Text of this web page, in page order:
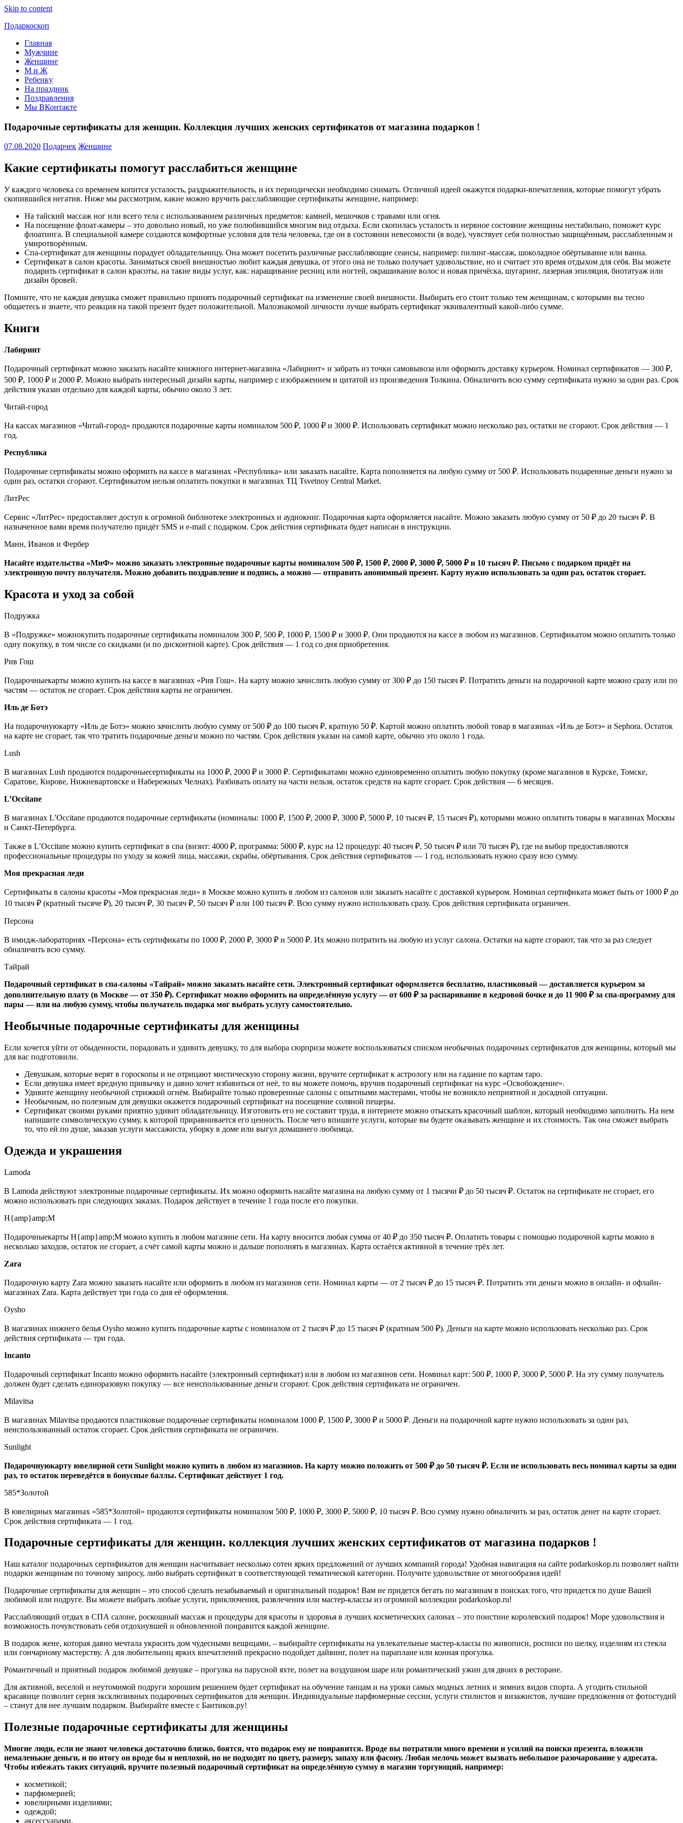
Skip to content
Подаркоскоп
Поможем
выбрать
подарить
Главная
Мужчине
Женщине
М и Ж
Ребенку
На праздник
Поздравления
Мы ВКонтакте
Подарочные сертификаты для женщин. Коллекция лучших женских сертификатов от магазина подарков !
07.08.2020 Подарчек Женщине
Какие сертификаты помогут расслабиться женщине
У каждого человека со временем копится усталость, раздражительность, и их периодически необходимо снимать. Отличной идеей окажутся подарки-впечатления, которые помогут убрать
скопившийся негатив. Ниже мы рассмотрим, какие можно вручить расслабляющие сертификаты женщине, например:
На тайский массаж ног или всего тела с использованием различных предметов: камней, мешочков с травами или огня.
На посещение флоат-камеры – это довольно новый, но уже полюбившийся многим вид отдыха. Если скопилась усталость и нервное состояние женщины нестабильно, поможет курс
флоатинга. В специальной камере создаются комфортные условия для тела человека, где он в состоянии невесомости (в воде), чувствует себя полностью защищённым, расслабленным и
умиротворённым.
Спа-сертификат для женщины порадует обладательницу. Она может посетить различные расслабляющие сеансы, например: пилинг-массаж, шоколадное обёртывание или ванна.
Сертификат в салон красоты. Заниматься своей внешностью любит каждая девушка, от этого она не только получает удовольствие, но и считает это время отдыхом для себя. Вы можете
подарить сертификат в салон красоты, на такие виды услуг, как: наращивание ресниц или ногтей, окрашивание волос и новая причёска, шугаринг, лазерная эпиляция, биотатуаж или
дизайн бровей.
Помните, что не каждая девушка сможет правильно принять подарочный сертификат на изменение своей внешности. Выбирать его стоит только тем женщинам, с которыми вы тесно
общаетесь и знаете, что реакция на такой презент будет положительной. Малознакомой личности лучше выбрать сертификат эквивалентный какой-либо сумме.
Книги
Лабиринт
Подарочный сертификат можно заказать насайте книжного интернет-магазина «Лабиринт» и забрать из точки самовывоза или оформить доставку курьером. Номинал сертификатов — 300 ₽,
500 ₽, 1000 ₽ и 2000 ₽. Можно выбрать интересный дизайн карты, например с изображением и цитатой из произведения Толкина. Обналичить всю сумму сертификата нужно за один раз. Срок
действия указан отдельно для каждой карты, обычно около 3 лет.
Читай-город
На кассах магазинов «Читай-город» продаются подарочные карты номиналом 500 ₽, 1000 ₽ и 3000 ₽. Использовать сертификат можно несколько раз, остатки не сгорают. Срок действия — 1
год.
Республика
Подарочные сертификаты можно оформить на кассе в магазинах «Республика» или заказать насайте. Карта пополняется на любую сумму от 500 ₽. Использовать подаренные деньги нужно за
один раз, остатки сгорают. Сертификатом нельзя оплатить покупки в магазинах ТЦ Tsvetnoy Central Market.
ЛитРес
Сервис «ЛитРес» предоставляет доступ к огромной библиотеке электронных и аудиокниг. Подарочная карта оформляется насайте. Можно заказать любую сумму от 50 ₽ до 20 тысяч ₽. В
назначенное вами время получателю придёт SMS и e-mail с подарком. Срок действия сертификата будет написан в инструкции.
Манн, Иванов и Фербер
Насайте издательства «МиФ» можно заказать электронные подарочные карты номиналом 500 ₽, 1500 ₽, 2000 ₽, 3000 ₽, 5000 ₽ и 10 тысяч ₽. Письмо с подарком придёт на
электронную почту получателя. Можно добавить поздравление и подпись, а можно — отправить анонимный презент. Карту нужно использовать за один раз, остаток сгорает.
Красота и уход за собой
Подружка
В «Подружке» можнокупить подарочные сертификаты номиналом 300 ₽, 500 ₽, 1000 ₽, 1500 ₽ и 3000 ₽. Они продаются на кассе в любом из магазинов. Сертификатом можно оплатить только
одну покупку, в том числе со скидками (и по дисконтной карте). Срок действия — 1 год со дня приобретения.
Рив Гош
Подарочныекарты можно купить на кассе в магазинах «Рив Гош». На карту можно зачислить любую сумму от 300 ₽ до 150 тысяч ₽. Потратить деньги на подарочной карте можно сразу или по
частям — остаток не сгорает. Срок действия карты не ограничен.
Иль де Ботэ
На подарочнуюкарту «Иль де Ботэ» можно зачислить любую сумму от 500 ₽ до 100 тысяч ₽, кратную 50 ₽. Картой можно оплатить любой товар в магазинах «Иль де Ботэ» и Sephora. Остаток
на карте не сгорает, так что тратить подарочные деньги можно по частям. Срок действия указан на самой карте, обычно это около 1 года.
Lush
В магазинах Lush продаются подарочныесертификаты на 1000 ₽, 2000 ₽ и 3000 ₽. Сертификатами можно единовременно оплатить любую покупку (кроме магазинов в Курске, Томске,
Саратове, Кирове, Нижневартовске и Набережных Челнах). Разбивать оплату на части нельзя, остаток средств на карте сгорает. Срок действия — 6 месяцев.
L’Occitane
В магазинах L’Occitane продаются подарочные сертификаты (номиналы: 1000 ₽, 1500 ₽, 2000 ₽, 3000 ₽, 5000 ₽, 10 тысяч ₽, 15 тысяч ₽), которыми можно оплатить товары в магазинах Москвы
и Санкт-Петербурга.
Также в L’Occitane можно купить сертификат в спа (визит: 4000 ₽, программа: 5000 ₽, курс на 12 процедур: 40 тысяч ₽, 50 тысяч ₽ или 70 тысяч ₽), где на выбор предоставляются
профессиональные процедуры по уходу за кожей лица, массажи, скрабы, обёртывания. Срок действия сертификатов — 1 год, использовать нужно сразу всю сумму.
Моя прекрасная леди
Сертификаты в салоны красоты «Моя прекрасная леди» в Москве можно купить в любом из салонов или заказать насайте с доставкой курьером. Номинал сертификата может быть от 1000 ₽ до
10 тысяч ₽ (кратный тысяче ₽), 20 тысяч ₽, 30 тысяч ₽, 50 тысяч ₽ или 100 тысяч ₽. Всю сумму нужно использовать сразу. Срок действия сертификата ограничен.
Персона
В имидж-лабораториях «Персона» есть сертификаты по 1000 ₽, 2000 ₽, 3000 ₽ и 5000 ₽. Их можно потратить на любую из услуг салона. Остатки на карте сгорают, так что за раз следует
обналичить всю сумму.
Тайрай
Подарочный сертификат в спа-салоны «Тайрай» можно заказать насайте сети. Электронный сертификат оформляется бесплатно, пластиковый — доставляется курьером за
дополнительную плату (в Москве — от 350 ₽). Сертификат можно оформить на определённую услугу — от 600 ₽ за распаривание в кедровой бочке и до 11 900 ₽ за спа-программу для
пары — или на любую сумму, чтобы получатель подарка мог выбрать услугу самостоятельно.
Необычные подарочные сертификаты для женщины
Если хочется уйти от обыденности, порадовать и удивить девушку, то для выбора сюрприза можете воспользоваться списком необычных подарочных сертификатов для женщины, который мы
для вас подготовили.
Девушкам, которые верят в гороскопы и не отрицают мистическую сторону жизни, вручите сертификат к астрологу или на гадание по картам таро.
Если девушка имеет вредную привычку и давно хочет избавиться от неё, то вы можете помочь, вручив подарочный сертификат на курс «Освобождение».
Удивите женщину необычной стрижкой огнём. Выбирайте только проверенные салоны с опытными мастерами, чтобы не возникло неприятной и досадной ситуации.
Необычным, но полезным для девушки окажется подарочный сертификат на посещение соляной пещеры.
Сертификат своими руками приятно удивит обладательницу. Изготовить его не составит труда, в интернете можно отыскать красочный шаблон, который необходимо заполнить. На нем
напишите символическую сумму, к которой приравнивается его ценность. После чего впишите услуги, которые вы будете оказывать женщине и их стоимость. Так она сможет выбрать
то, что ей по душе, заказав услуги массажиста, уборку в доме или выгул домашнего любимца.
Одежда и украшения
Lamoda
В Lamoda действуют электронные подарочные сертификаты. Их можно оформить насайте магазина на любую сумму от 1 тысячи ₽ до 50 тысяч ₽. Остаток на сертификате не сгорает, его
можно использовать при следующих заказах. Подарок действует в течение 1 года после его покупки.
H{amp}amp;M
Подарочныекарты H{amp}amp;M можно купить в любом магазине сети. На карту вносится любая сумма от 40 ₽ до 350 тысяч ₽. Оплатить товары с помощью подарочной карты можно в
несколько заходов, остаток не сгорает, а счёт самой карты можно и дальше пополнять в магазинах. Карта остаётся активной в течение трёх лет.
Zara
Подарочную карту Zara можно заказать насайте или оформить в любом из магазинов сети. Номинал карты — от 2 тысяч ₽ до 15 тысяч ₽. Потратить эти деньги можно в онлайн- и офлайн-
магазинах Zara. Карта действует три года со дня её оформления.
Oysho
В магазинах нижнего белья Oysho можно купить подарочные карты с номиналом от 2 тысяч ₽ до 15 тысяч ₽ (кратным 500 ₽). Деньги на карте можно использовать несколько раз. Срок
действия сертификата — три года.
Incanto
Подарочный сертификат Incanto можно оформить насайте (электронный сертификат) или в любом из магазинов сети. Номинал карт: 500 ₽, 1000 ₽, 3000 ₽, 5000 ₽. На эту сумму получатель
должен будет сделать единоразовую покупку — все неиспользованные деньги сгорают. Срок действия сертификата не ограничен.
Milavitsa
В магазинах Milavitsa продаются пластиковые подарочные сертификаты номиналом 1000 ₽, 1500 ₽, 3000 ₽ и 5000 ₽. Деньги на подарочной карте нужно использовать за один раз,
неиспользованный остаток сгорает. Срок действия сертификата не ограничен.
Sunlight
Подарочнуюкарту ювелирной сети Sunlight можно купить в любом из магазинов. На карту можно положить от 500 ₽ до 50 тысяч ₽. Если не использовать весь номинал карты за один
раз, то остаток переведётся в бонусные баллы. Сертификат действует 1 год.
585*Золотой
В ювелирных магазинах «585*Золотой» продаются сертификаты номиналом 500 ₽, 1000 ₽, 3000 ₽, 5000 ₽, 10 тысяч ₽. Всю сумму нужно обналичить за раз, остаток денег на карте сгорает.
Срок действия сертификата — 1 год.
Подарочные сертификаты для женщин. коллекция лучших женских сертификатов от магазина подарков !
Наш каталог подарочных сертификатов для женщин насчитывает несколько сотен ярких предложений от лучших компаний города! Удобная навигация на сайте podarkoskop.ru позволяет найти
подарки женщинам по точному запросу, либо выбрать сертификат в соответствующей тематической категории. Получите удовольствие от многообразия идей!
Подарочные сертификаты для женщин – это способ сделать незабываемый и оригинальный подарок! Вам не придется бегать по магазинам в поисках того, что придется по душе Вашей
любимой или подруге. Вы можете выбрать любые услуги, приключения, развлечения или мастер-классы из огромной коллекции podarkoskop.ru!
Расслабляющий отдых в СПА салоне, роскошный массаж и процедуры для красоты и здоровья в лучших косметических салонах – это поистине королевский подарок! Море удовольствия и
возможность почувствовать себя отдохнувшей и обновленной понравится каждой женщине.
В подарок жене, которая давно мечтала украсить дом чудесными вещицами, – выбирайте сертификаты на увлекательные мастер-классы по живописи, росписи по шелку, изделиям из стекла
или гончарному мастерству. А для любительниц ярких впечатлений прекрасно подойдет дайвинг, полет на параплане или конная прогулка.
Романтичный и приятный подарок любимой девушке – прогулка на парусной яхте, полет на воздушном шаре или романтический ужин для двоих в ресторане.
Для активной, веселой и неутомимой подруги хорошим решением будет сертификат на обучение танцам и на уроки самых модных летних и зимних видов спорта. А угодить стильной
красавице позволит серия эксклюзивных подарочных сертификатов для женщин. Индивидуальные парфюмерные сессии, услуги стилистов и визажистов, лучшие предложения от фотостудий
– станут для нее лучшим подарком. Выбирайте вместе с Бантиков.ру!
Полезные подарочные сертификаты для женщины
Многие люди, если не знают человека достаточно близко, боятся, что подарок ему не понравится. Вроде вы потратили много времени и усилий на поиски презента, вложили
немаленькие деньги, и по итогу он вроде бы и неплохой, но не подходит по цвету, размеру, запаху или фасону. Любая мелочь может вызвать небольшое разочарование у адресата.
Чтобы избежать таких ситуаций, вручите полезный подарочный сертификат на определённую сумму в магазин торгующий, например:
косметикой;
парфюмерией;
ювелирными изделиями;
одеждой;
аксессуарами.